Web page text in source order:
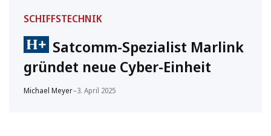
SCHIFFSTECHNIK
Satcomm-Spezialist Marlink
gründet neue Cyber-Einheit
Michael Meyer–3. April 2025